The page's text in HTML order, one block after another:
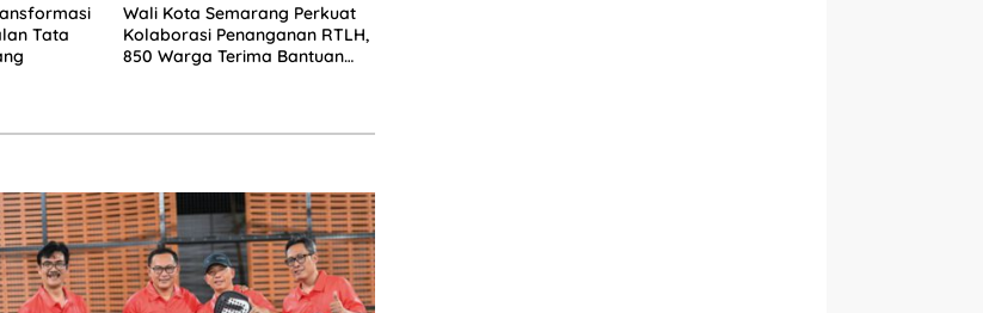
Tata
Wali Kota Semarang Perkuat
Kolaborasi Penanganan RTLH,
850 Warga Terima Bantuan